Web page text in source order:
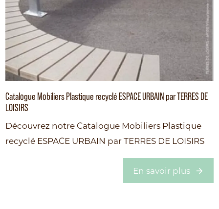
Catalogue Mobiliers Plastique recyclé ESPACE URBAIN par TERRES DE
LOISIRS
Découvrez notre Catalogue Mobiliers Plastique
recyclé ESPACE URBAIN par TERRES DE LOISIRS
En savoir plus